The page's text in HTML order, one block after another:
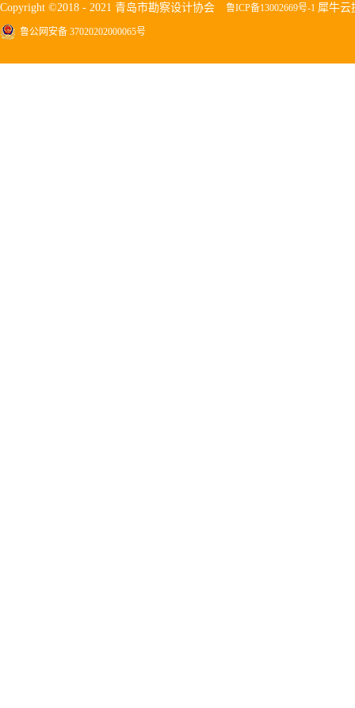
Copyright ©2018 - 2021 青岛市勘察设计协会 鲁ICP备13002669号-1 犀牛云
鲁公网安备 37020202000065号